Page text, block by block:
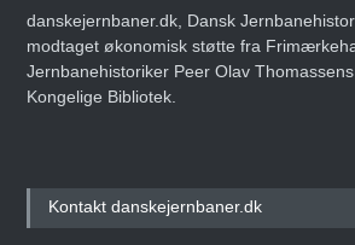
danskejernbaner.dk, Dansk
modtaget økonomisk støtte fra
Jernbanehistoriker Peer Olav
Kongelige Bibliotek.
Kontakt danskejernbaner.dk